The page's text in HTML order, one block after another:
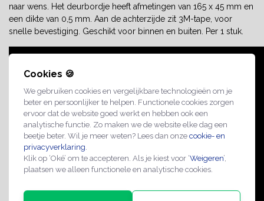
Cookies 🍪
We gebruiken cookies en vergelijkbare technologieën om je
beter en persoonlijker te helpen. Functionele cookies zorgen
ervoor dat de website goed werkt en hebben ook een
analytische functie. Zo maken we de website elke dag een
beetje beter. Wil je meer weten? Lees dan onze cookie- en
privacyverklaring
Klik op ‘Oké’ om te accepteren. Als je kiest voor ‘Weigeren’,
plaatsen we alleen functionele en analytische cookies.
naar wens. Het deurbordje heeft afmetingen van 165 x 45 mm en
een dikte van 0,5 mm. Aan de achterzijde zit 3M-tape, voor
snelle bevestiging. Geschikt voor binnen en buiten. Per 1 stuk.